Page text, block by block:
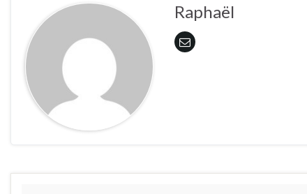
Raphaël